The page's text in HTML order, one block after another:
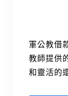
軍公教借
教師提供
和靈活的